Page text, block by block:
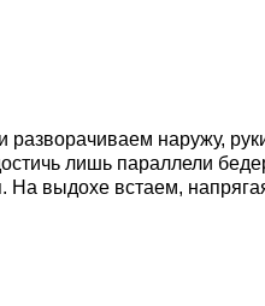
разворачиваем наружу,
лишь параллели
На выдохе встаем,